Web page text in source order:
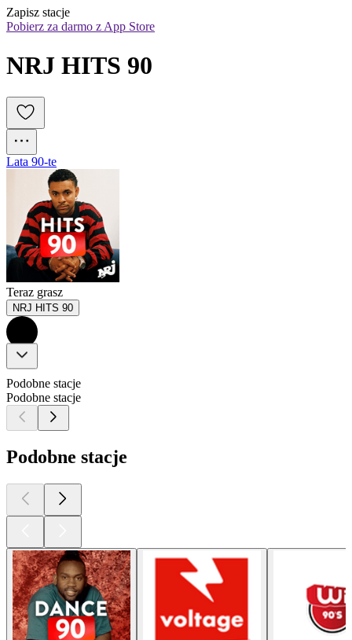
Zapisz stacje
Pobierz za darmo z App Store
NRJ HITS 90
Lata 90-te
Teraz grasz
NRJ HITS 90
Podobne stacje
Podobne stacje
Podobne stacje